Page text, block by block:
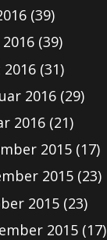
(39)
(39)
2016(31)
2016(29)
2016(21)
2015(17)
2015(23)
2015(23)
2015(17)